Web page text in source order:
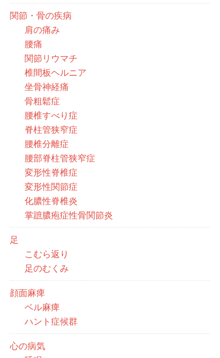
関節・骨の疾病
肩の痛み
腰痛
関節リウマチ
椎間板ヘルニア
坐骨神経痛
骨粗鬆症
腰椎すべり症
脊柱管狭窄症
腰椎分離症
腰部脊柱管狭窄症
変形性脊椎症
変形性関節症
化膿性脊椎炎
掌蹠膿疱症性骨関節炎
足
こむら返り
足のむくみ
顔面麻痺
ベル麻痺
ハント症候群
心の病気